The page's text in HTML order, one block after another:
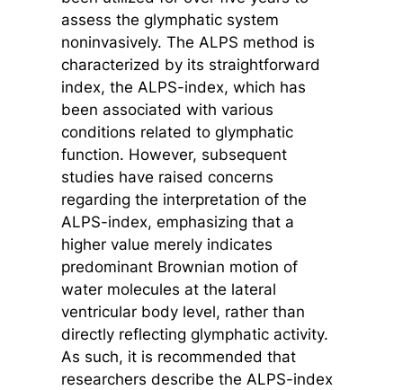
assess the glymphatic system
noninvasively. The ALPS method is
characterized by its straightforward
index, the ALPS-index, which has
been associated with various
conditions related to glymphatic
function. However, subsequent
studies have raised concerns
regarding the interpretation of the
ALPS-index, emphasizing that a
higher value merely indicates
predominant Brownian motion of
water molecules at the lateral
ventricular body level, rather than
directly reflecting glymphatic activity.
As such, it is recommended that
researchers describe the ALPS-index